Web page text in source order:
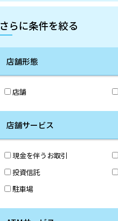
さらに条件を絞る
店舗形態
店舗
店舗サービス
現金を伴うお取引
投資信託
駐車場